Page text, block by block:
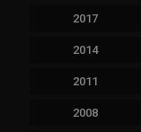
2017
2014
2011
2008